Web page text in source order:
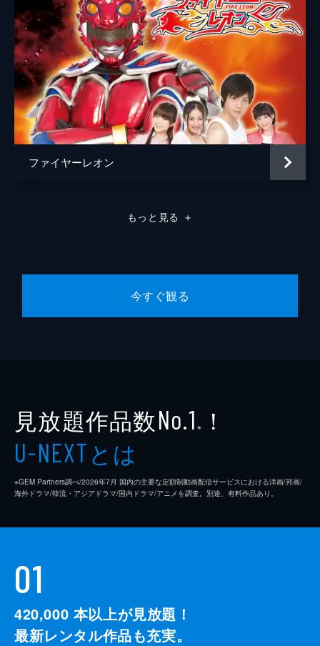
ファイヤーレオン
もっと見る ＋
今すぐ観る
見放題作品数No.1 ※ ！
U-NEXTとは
※GEM Partners調べ/2026年7⽉ 国内の主要な定額制動画配信サービスにおける洋画/邦画/
海外ドラマ/韓流・アジアドラマ/国内ドラマ/アニメを調査。別途、有料作品あり。
01
420,000 本以上が見放題！
最新レンタル作品も充実。